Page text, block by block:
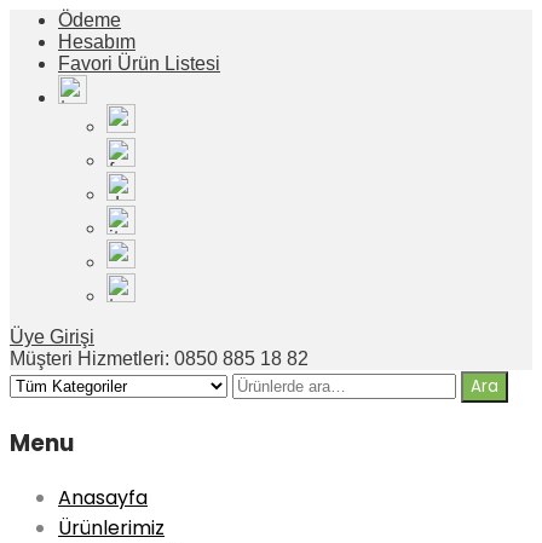
Ödeme
Hesabım
Favori Ürün Listesi
Üye Girişi
Müşteri Hizmetleri: 0850 885 18 82
Menu
Anasayfa
Ürünlerimiz